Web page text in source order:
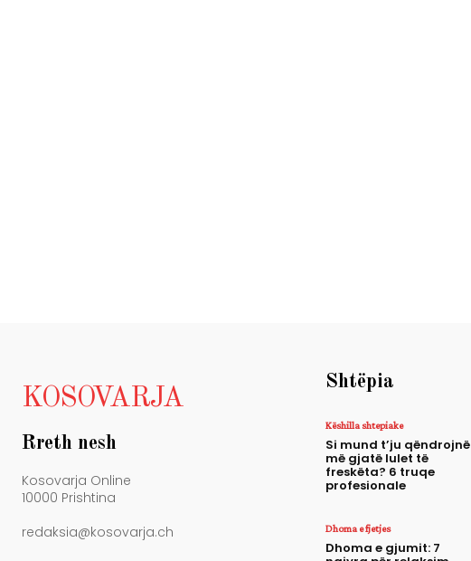
KOSOVARJA
Rreth nesh
Kosovarja Online
10000 Prishtina
redaksia@kosovarja.ch
Shtëpia
Këshilla shtepiake
Si mund t’ju qëndrojnë
më gjatë lulet të
freskëta? 6 truqe
profesionale
Dhoma e fjetjes
Dhoma e gjumit: 7